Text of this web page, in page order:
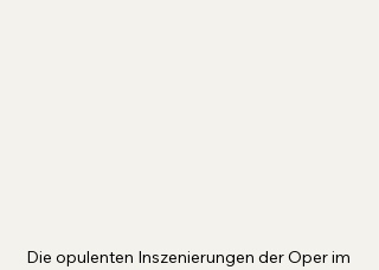
Die opulenten Inszenierungen der Oper im